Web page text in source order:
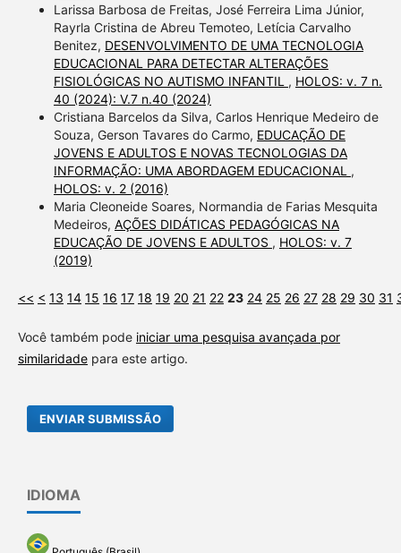
Larissa Barbosa de Freitas, José Ferreira Lima Júnior,
Rayrla Cristina de Abreu Temoteo, Letícia Carvalho
Benitez, DESENVOLVIMENTO DE UMA TECNOLOGIA
EDUCACIONAL PARA DETECTAR ALTERAÇÕES
FISIOLÓGICAS NO AUTISMO INFANTIL , HOLOS: v. 7 n.
40 (2024): V.7 n.40 (2024)
Cristiana Barcelos da Silva, Carlos Henrique Medeiro de
Souza, Gerson Tavares do Carmo, EDUCAÇÃO DE
JOVENS E ADULTOS E NOVAS TECNOLOGIAS DA
INFORMAÇÃO: UMA ABORDAGEM EDUCACIONAL ,
HOLOS: v. 2 (2016)
Maria Cleoneide Soares, Normandia de Farias Mesquita
Medeiros, AÇÕES DIDÁTICAS PEDAGÓGICAS NA
EDUCAÇÃO DE JOVENS E ADULTOS , HOLOS: v. 7
(2019)
<< < 13 14 15 16 17 18 19 20 21 22 23 24 25 26 27 28 29 30 31
Você também pode iniciar uma pesquisa avançada por
similaridadepara este artigo.
ENVIAR SUBMISSÃO
IDIOMA